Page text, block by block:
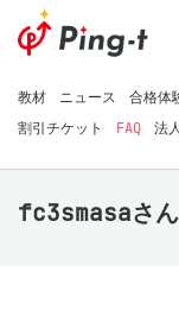
教材 ニュース 合格体
割引チケット
FAQ 法
fc3smasaさ